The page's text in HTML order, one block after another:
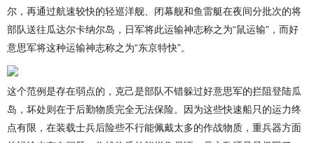
尔，再通过航速较快的轻巡洋舰、闭幕舰和鱼雷艇在夜间分批次的将
部队送往瓜达尔卡纳尔岛，日军将此运输神志称之为“鼠运输”，而好
意思军将这种运输神志称之为“东京特快”。
这个范例是存在弱点的，克己是部队不错躲过好意思军的拦阻登陆瓜
岛，坏处则在于后勤物质完全无法保险。因为这些快速船只的运力终
点有限，在装载士兵后险些不行能佩戴太多的作战物质，重兵器方面